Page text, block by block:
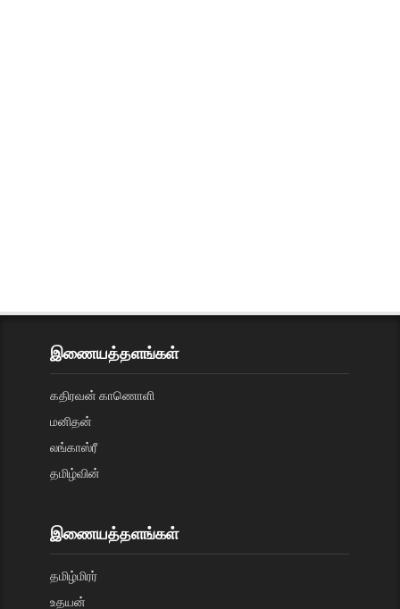
இணையத்தளங்கள்
கதிரவன் காணொளி
மனிதன்
லங்காஸ்ரீ
தமிழ்வின்
இணையத்தளங்கள்
தமிழ்மிரர்
உதயன்